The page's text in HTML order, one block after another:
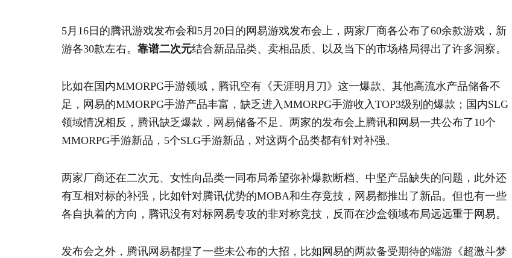
5月16日的腾讯游戏发布会和5月20日的网易游戏发布会上，两家厂商各公布了60余款游戏，新
游各30款左右。 靠谱二次元结合新品品类、卖相品质、以及当下的市场格局得出了许多洞察。
比如在国内MMORPG手游领域，腾讯空有《天涯明月刀》这一爆款、其他高流水产品储备不
足，网易的MMORPG手游产品丰富，缺乏进入MMORPG手游收入TOP3级别的爆款；国内SLG
领域情况相反，腾讯缺乏爆款，网易储备不足。两家的发布会上腾讯和网易一共公布了10个
MMORPG手游新品，5个SLG手游新品，对这两个品类都有针对补强。
两家厂商还在二次元、女性向品类一同布局希望弥补爆款断档、中坚产品缺失的问题，此外还
有互相对标的补强，比如针对腾讯优势的MOBA和生存竞技，网易都推出了新品。但也有一些
各自执着的方向，腾讯没有对标网易专攻的非对称竞技，反而在沙盒领域布局远远重于网易。
发布会之外，腾讯网易都捏了一些未公布的大招，比如网易的两款备受期待的端游《超激斗梦